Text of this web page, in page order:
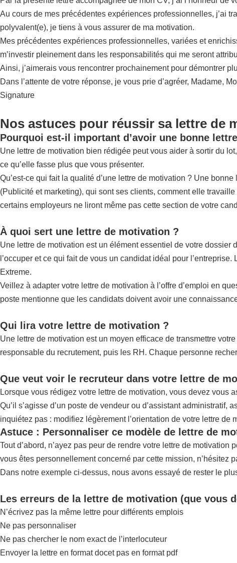
Au cours de mes précédentes expériences professionnelles, j’ai
polyvalent(e), je tiens à vous assurer de ma motivation.
Mes précédentes expériences professionnelles, variées et
m’investir pleinement dans les responsabilités qui me seront
Ainsi, j’aimerais vous rencontrer prochainement pour démontrer
Dans l’attente de votre réponse, je vous prie d’agréer, Madame,
Signature
Nos astuces pour réussir sa lettre de
Pourquoi est-il important d’avoir une bonne
Une lettre de motivation bien rédigée peut vous aider à sortir du
ce qu’elle fasse plus que vous présenter.
Qu’est-ce qui fait la qualité d’une lettre de motivation ? Une
(Publicité et marketing), qui sont ses clients, comment elle
certains employeurs ne liront même pas cette section de votre
À quoi sert une lettre de motivation ?
Une lettre de motivation est un élément essentiel de votre
l’occuper et ce qui fait de vous un candidat idéal pour
Extreme.
Veillez à adapter votre lettre de motivation à l’offre d’emploi en
poste mentionne que les candidats doivent avoir une
Qui lira votre lettre de motivation ?
Une lettre de motivation est un moyen efficace de transmettre
responsable du recrutement, puis les RH. Chaque personne
Que veut voir le recruteur dans votre lettre de
Lorsque vous rédigez votre lettre de motivation, vous devez vous
Qu’il s’agisse d’un poste de vendeur ou d’assistant
inquiétez pas : modifiez légèrement l’orientation de votre lettre
Astuce : Personnaliser ce modèle de lettre de
Tout d’abord, n’ayez pas peur de rendre votre lettre de
vous êtes personnellement concerné par cette mission, n’hésitez
Dans notre exemple ci-dessus, nous avons essayé de rester le
Les erreurs de la lettre de motivation (que vous
N’écrivez pas la même lettre pour différents emplois
Ne pas personnaliser
Ne pas chercher le nom exact de l’interlocuteur
Envoyer la lettre en format docet pas en format pdf